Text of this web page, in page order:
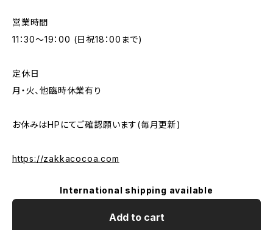
営業時間
11：30～19：00 (日祝18：00まで)
定休日
月・火、他臨時休業有り
お休みはHPにてご確認願います(毎月更新)
https://zakkacocoa.com
International shipping available
Add to cart